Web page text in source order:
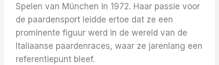
Spelen van München in 1972. Haar passie voor
de paardensport leidde ertoe dat ze een
prominente figuur werd in de wereld van de
Italiaanse paardenraces, waar ze jarenlang een
referentiepunt bleef.